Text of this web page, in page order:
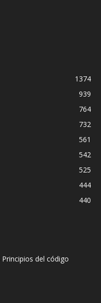
1374
939
764
732
561
542
525
444
440
Principios del código